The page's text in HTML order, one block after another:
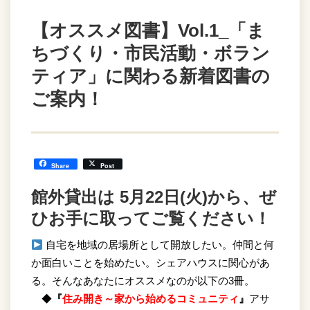
【オススメ図書】Vol.1_「ま
ちづくり・市民活動・ボラン
ティア」に関わる新着図書の
ご案内！
Share Post
館外貸出は 5月22日(火)から、ぜ
ひお手に取ってご覧ください！
自宅を地域の居場所として開放したい。仲間と何
か面白いことを始めたい。シェアハウスに関心があ
る。そんなあなたにオススメなのが以下の3冊。
◆ 『住み開き～家から始めるコミュニティ 』 アサ